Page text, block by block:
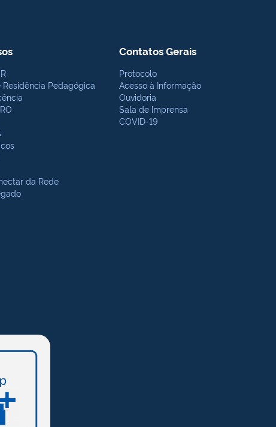
Residência Pedagógica
da Rede
Contatos Gerais
Protocolo
Acesso à Informação
Ouvidoria
Sala de Imprensa
COVID-19